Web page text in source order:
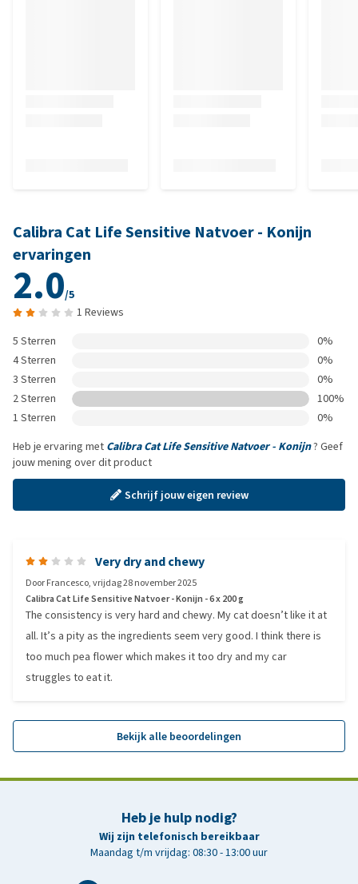
Calibra Cat Life Sensitive Natvoer - Konijn
ervaringen
2.0/5
1 Reviews
5 Sterren
0%
4 Sterren
0%
3 Sterren
0%
2 Sterren
100%
1 Sterren
0%
Heb je ervaring met Calibra Cat Life Sensitive Natvoer - Konijn? Geef
jouw mening over dit product
Schrijf jouw eigen review
Very dry and chewy
DoorFrancesco,vrijdag 28 november 2025
Calibra Cat Life Sensitive Natvoer - Konijn - 6 x 200 g
The consistency is very hard and chewy. My cat doesn’t like it at
all. It’s a pity as the ingredients seem very good. I think there is
too much pea flower which makes it too dry and my car
struggles to eat it.
Bekijk alle beoordelingen
Heb je hulp nodig?
Wij zijn telefonisch bereikbaar
Maandag t/m vrijdag: 08:30 - 13:00 uur